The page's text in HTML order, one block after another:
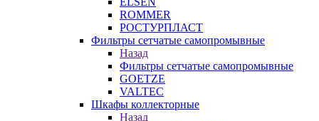
ROMMER
РОСТУРПЛАСТ
Фильтры сетчатые самопромывные
Назад
Фильтры сетчатые самопромывные
GOETZE
VALTEC
Шкафы коллекторные
Назад